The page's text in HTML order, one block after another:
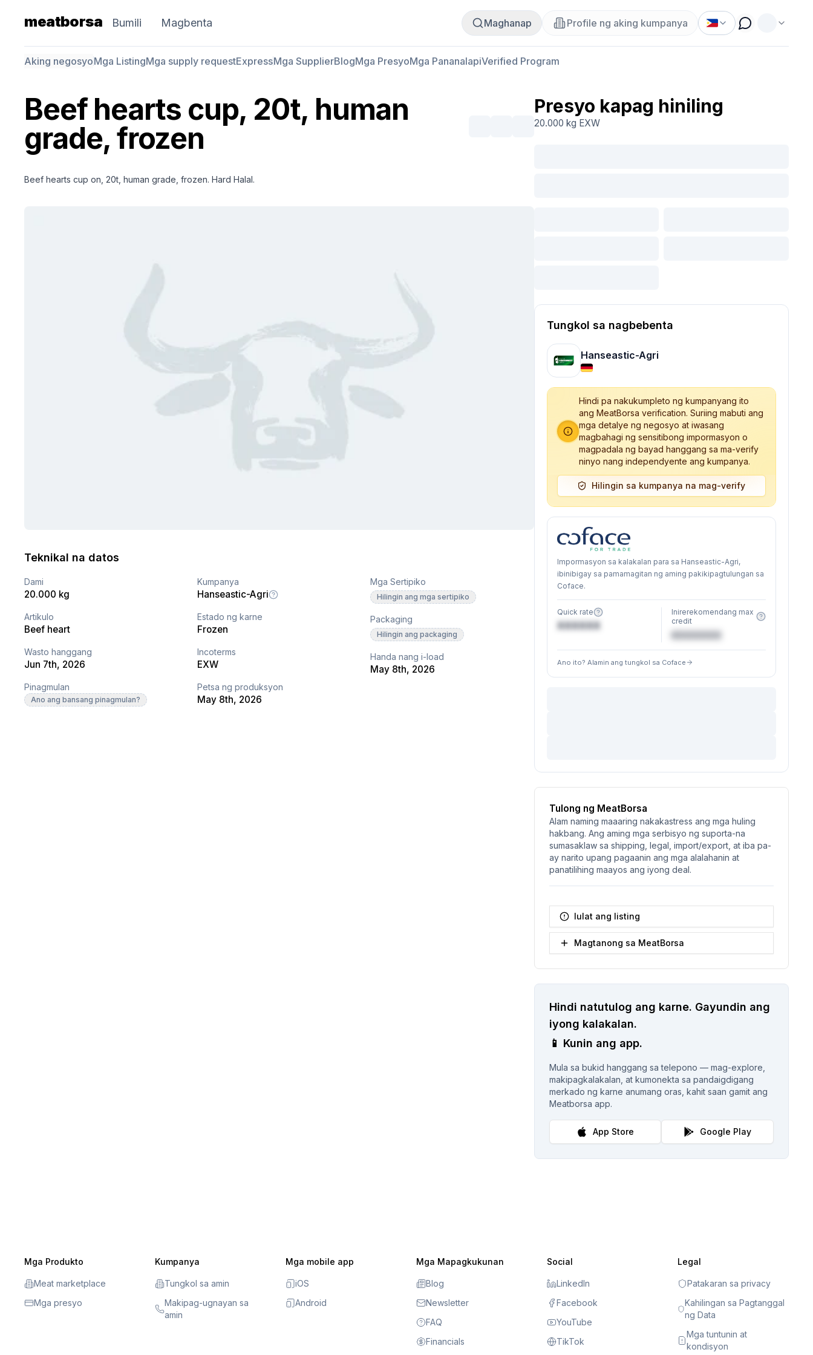
meatborsa Bumili Magbenta Maghanap Profile ng aking kumpanya
Aking negosyoMga ListingMga supply requestExpressMga SupplierBlogMga PresyoMga PananalapiVerified Program
Beef hearts cup, 20t, human
grade, frozen
Beef hearts cup on, 20t, human grade, frozen. Hard Halal.
Teknikal na datos
Dami
20.000 kg
Artikulo
Beef heart
Wasto hanggang
Jun 7th, 2026
Pinagmulan
Ano ang bansang pinagmulan?
Kumpanya
Hanseastic-Agri
Estado ng karne
Frozen
Incoterms
EXW
Petsa ng produksyon
May 8th, 2026
Mga Sertipiko
Hilingin ang mga sertipiko
Packaging
Hilingin ang packaging
Handa nang i-load
May 8th, 2026
Presyo kapag hiniling
20.000 kg EXW
Tungkol sa nagbebenta
Hanseastic-Agri
Hindi pa nakukumpleto ng kumpanyang ito
ang MeatBorsa verification. Suriing mabuti ang
mga detalye ng negosyo at iwasang
magbahagi ng sensitibong impormasyon o
magpadala ng bayad hanggang sa ma-verify
ninyo nang independyente ang kumpanya.
Hilingin sa kumpanya na mag-verify
Impormasyon sa kalakalan para sa Hanseastic-Agri,
ibinibigay sa pamamagitan ng aming pakikipagtulungan sa
Coface.
Quick rate
XXXXXX
Inirerekomendang max
credit
Ano ito? Alamin ang tungkol sa Coface
Tulong ng MeatBorsa
Alam naming maaaring nakakastress ang mga huling
hakbang. Ang aming mga serbisyo ng suporta-na
sumasaklaw sa shipping, legal, import/export, at iba pa-
ay narito upang pagaanin ang mga alalahanin at
panatilihing maayos ang iyong deal.
Iulat ang listing
Magtanong sa MeatBorsa
Hindi natutulog ang karne. Gayundin ang
iyong kalakalan.
📱 Kunin ang app.
Mula sa bukid hanggang sa telepono — mag-explore,
makipagkalakalan, at kumonekta sa pandaigdigang
merkado ng karne anumang oras, kahit saan gamit ang
Meatborsa app.
App Store Google Play
Mga Produkto
Meat marketplace
Mga presyo
Kumpanya
Tungkol sa amin
Makipag-ugnayan sa
amin
Mga mobile app
iOS
Android
Mga Mapagkukunan
Blog
Newsletter
FAQ
Financials
Social
LinkedIn
Facebook
YouTube
TikTok
Legal
Patakaran sa privacy
Kahilingan sa Pagtanggal
ng Data
Mga tuntunin at
kondisyon